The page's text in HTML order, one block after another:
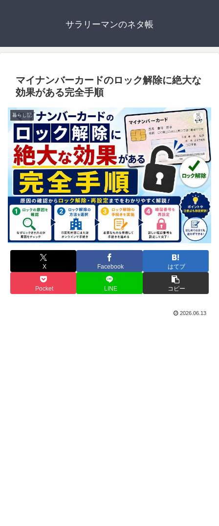
サラリーマンのネタ帳
マイナンバーカードのロック解除に絶大な
効果がある完全手順
暮らし記
X Facebook はてブ
Pocket LINE コピー
2026.06.13